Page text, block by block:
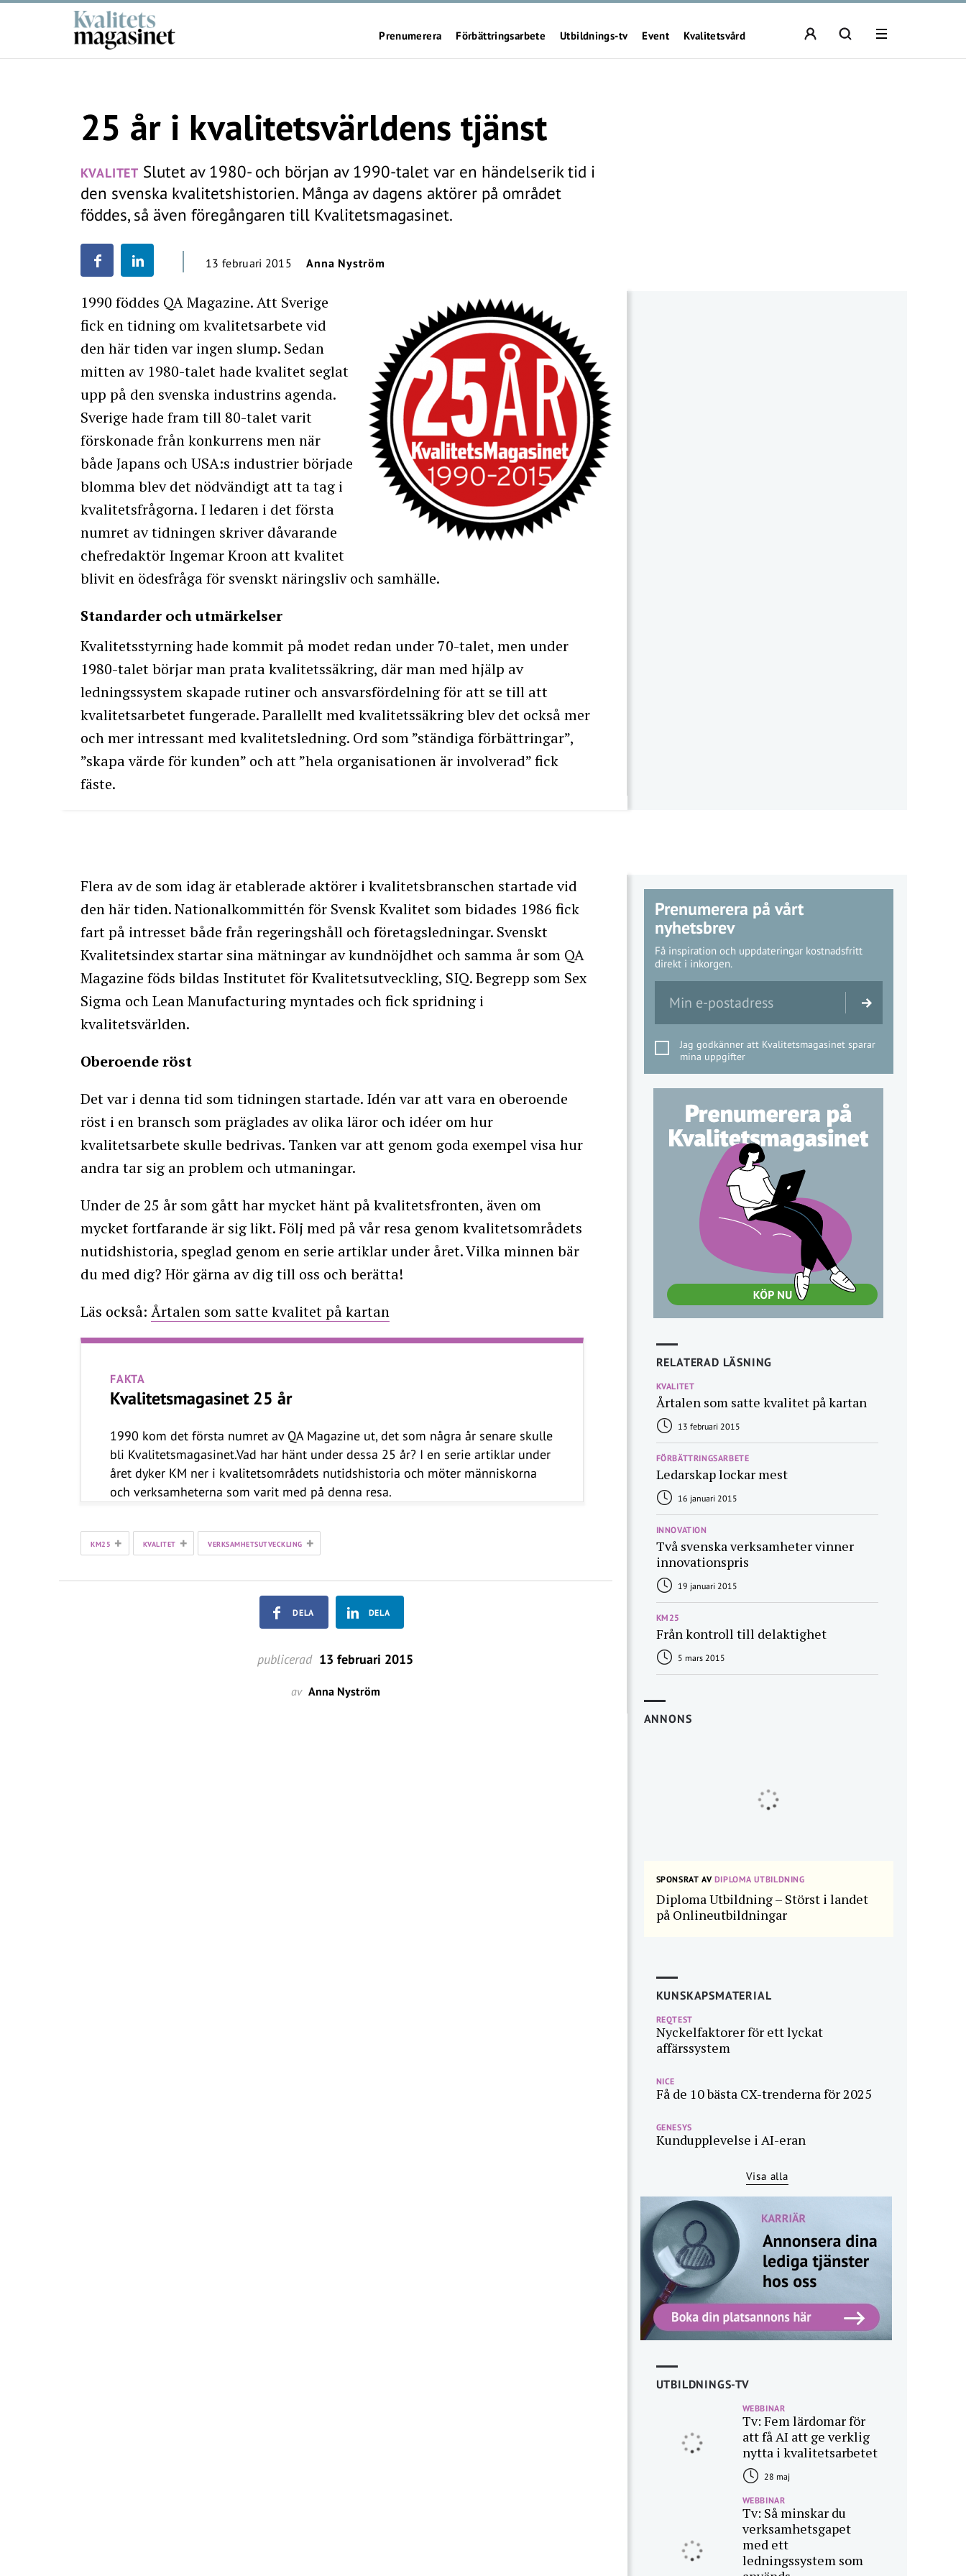
Prenumerera Förbättringsarbete Utbildnings-tv Event Kvalitetsvård
25 år i kvalitetsvärldens tjänst
KVALITET Slutet av 1980- och början av 1990-talet var en händelserik tid i
den svenska kvalitetshistorien. Många av dagens aktörer på området
föddes, så även föregångaren till Kvalitetsmagasinet.
13 februari 2015 Anna Nyström
1990 föddes QA Magazine. Att Sverige
fick en tidning om kvalitetsarbete vid
den här tiden var ingen slump. Sedan
mitten av 1980-talet hade kvalitet seglat
upp på den svenska industrins agenda.
Sverige hade fram till 80-talet varit
förskonade från konkurrens men när
både Japans och USA:s industrier började
blomma blev det nödvändigt att ta tag i
kvalitetsfrågorna. I ledaren i det första
numret av tidningen skriver dåvarande
chefredaktör Ingemar Kroon att kvalitet
blivit en ödesfråga för svenskt näringsliv och samhälle.
Standarder och utmärkelser
Kvalitetsstyrning hade kommit på modet redan under 70-talet, men under
1980-talet börjar man prata kvalitetssäkring, där man med hjälp av
ledningssystem skapade rutiner och ansvarsfördelning för att se till att
kvalitetsarbetet fungerade. Parallellt med kvalitetssäkring blev det också mer
och mer intressant med kvalitetsledning. Ord som ”ständiga förbättringar”,
”skapa värde för kunden” och att ”hela organisationen är involverad” fick
fäste.
Flera av de som idag är etablerade aktörer i kvalitetsbranschen startade vid
den här tiden. Nationalkommittén för Svensk Kvalitet som bidades 1986 fick
fart på intresset både från regeringshåll och företagsledningar. Svenskt
Kvalitetsindex startar sina mätningar av kundnöjdhet och samma år som QA
Magazine föds bildas Institutet för Kvalitetsutveckling, SIQ. Begrepp som Sex
Sigma och Lean Manufacturing myntades och fick spridning i
kvalitetsvärlden.
Oberoende röst
Det var i denna tid som tidningen startade. Idén var att vara en oberoende
röst i en bransch som präglades av olika läror och idéer om hur
kvalitetsarbete skulle bedrivas. Tanken var att genom goda exempel visa hur
andra tar sig an problem och utmaningar.
Under de 25 år som gått har mycket hänt på kvalitetsfronten, även om
mycket fortfarande är sig likt. Följ med på vår resa genom kvalitetsområdets
nutidshistoria, speglad genom en serie artiklar under året. Vilka minnen bär
du med dig? Hör gärna av dig till oss och berätta!
Läs också: Årtalen som satte kvalitet på kartan
FAKTA
Kvalitetsmagasinet 25 år
1990 kom det första numret av QA Magazine ut, det som några år senare skulle
bli Kvalitetsmagasinet.Vad har hänt under dessa 25 år? I en serie artiklar under
året dyker KM ner i kvalitetsområdets nutidshistoria och möter människorna
och verksamheterna som varit med på denna resa.
KM25 + KVALITET + VERKSAMHETSUTVECKLING +
DELA DELA
publicerad 13 februari 2015
av Anna Nyström
Prenumerera på vårt
nyhetsbrev
Få inspiration och uppdateringar kostnadsfritt
direkt i inkorgen.
Jag godkänner att Kvalitetsmagasinet sparar
mina uppgifter
RELATERAD LÄSNING
KVALITET
Årtalen som satte kvalitet på kartan
13 februari 2015
FÖRBÄTTRINGSARBETE
Ledarskap lockar mest
16 januari 2015
INNOVATION
Två svenska verksamheter vinner
innovationspris
19 januari 2015
KM25
Från kontroll till delaktighet
5 mars 2015
ANNONS
SPONSRAT AVDIPLOMA UTBILDNING
Diploma Utbildning – Störst i landet
på Onlineutbildningar
KUNSKAPSMATERIAL
REQTEST
Nyckelfaktorer för ett lyckat
affärssystem
NICE
Få de 10 bästa CX-trenderna för 2025
GENESYS
Kundupplevelse i AI-eran
Visa alla
UTBILDNINGS-TV
WEBBINAR
Tv: Fem lärdomar för
att få AI att ge verklig
nytta i kvalitetsarbetet
28 maj
WEBBINAR
Tv: Så minskar du
verksamhetsgapet
med ett
ledningssystem som